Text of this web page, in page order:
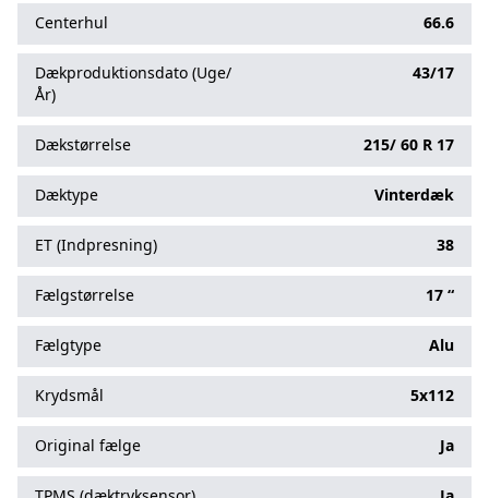
Centerhul 66.6
Dækproduktionsdato (Uge/
År)
43/17
Dækstørrelse 215/ 60 R 17
Dæktype Vinterdæk
ET (Indpresning) 38
Fælgstørrelse 17 “
Fælgtype Alu
Krydsmål 5x112
Original fælge Ja